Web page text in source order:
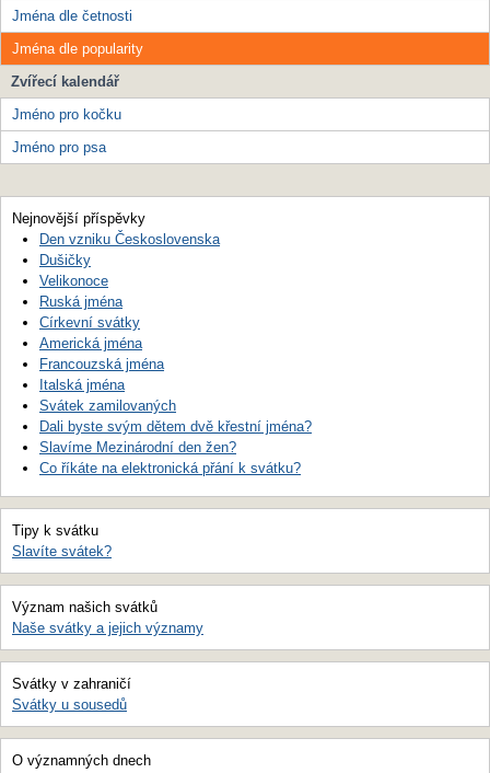
Jména dle četnosti
Jména dle popularity
Zvířecí kalendář
Jméno pro kočku
Jméno pro psa
Nejnovější příspěvky
Den vzniku Československa
Dušičky
Velikonoce
Ruská jména
Církevní svátky
Americká jména
Francouzská jména
Italská jména
Svátek zamilovaných
Dali byste svým dětem dvě křestní jména?
Slavíme Mezinárodní den žen?
Co říkáte na elektronická přání k svátku?
Tipy k svátku
Slavíte svátek?
Význam našich svátků
Naše svátky a jejich významy
Svátky v zahraničí
Svátky u sousedů
O významných dnech